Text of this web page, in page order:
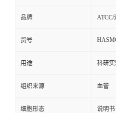
品牌 ATCC/
货号
用途 科研
组织来源 血管
细胞形态 说明书